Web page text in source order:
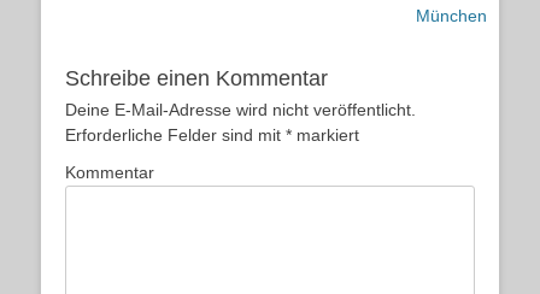
München
Schreibe einen Kommentar
Deine E-Mail-Adresse wird nicht veröffentlicht.
Erforderliche Felder sind mit * markiert
Kommentar